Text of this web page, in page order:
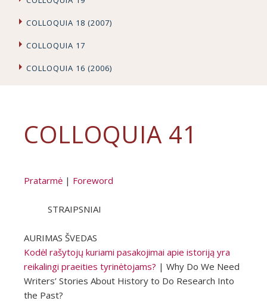
COLLOQUIA 18 (2007)
COLLOQUIA 17
COLLOQUIA 16 (2006)
COLLOQUIA 41
Pratarmė | Foreword
STRAIPSNIAI
AURIMAS ŠVEDAS
Kodėl rašytojų kuriami pasakojimai apie istoriją yra
reikalingi praeities tyrinėtojams? | Why Do We Need
Writers’ Stories About History to Do Research Into
the Past?